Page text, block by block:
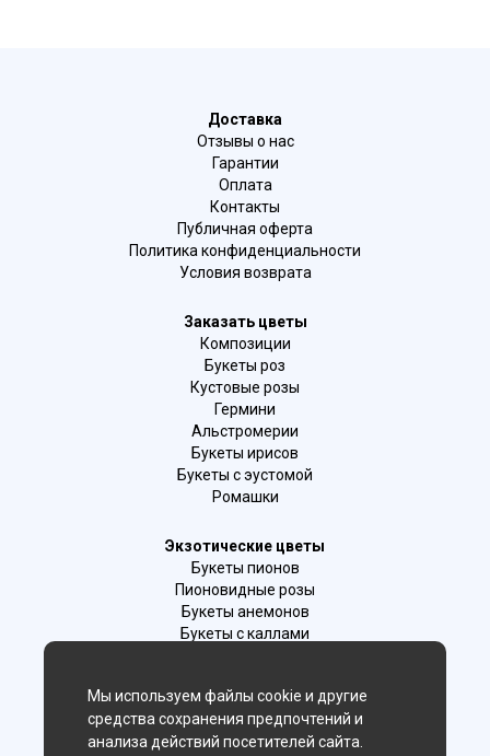
Доставка
Отзывы о нас
Гарантии
Оплата
Контакты
Публичная оферта
Политика конфиденциальности
Условия возврата
Заказать цветы
Композиции
Букеты роз
Кустовые розы
Гермини
Альстромерии
Букеты ирисов
Букеты с эустомой
Ромашки
Экзотические цветы
Букеты пионов
Пионовидные розы
Букеты анемонов
Букеты с каллами
Лаванда
Гиацинты
Мы используем файлы cookie и другие
средства сохранения предпочтений и
анализа действий посетителей сайта.